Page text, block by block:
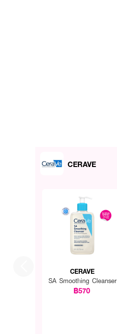
CERAVE
CERAVE
SA Smoothing Cleanser
฿570